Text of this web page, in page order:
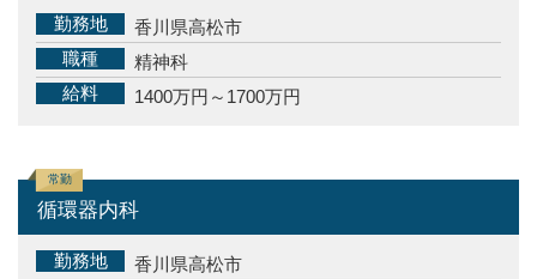
勤務地
香川県高松市
職種
精神科
給料
1400万円～1700万円
常勤
循環器内科
勤務地
香川県高松市